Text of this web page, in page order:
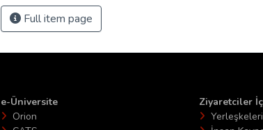
Full item page
e-Üniversite
Orion
Ziyaretciler